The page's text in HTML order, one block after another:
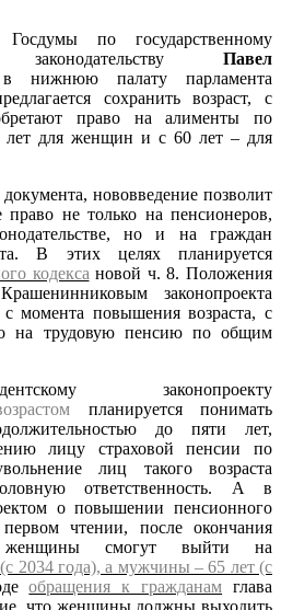
Госдумы по государственному
Павел
нижнюю палату парламента
сохранить возраст, с
право на алименты по
лет для женщин и с 60 лет – для
нововведение позволит
право не только на пенсионеров,
но и на граждан
В этих целях планируется
кодекса новой ч. 8. Положения
законопроекта
момента повышения возраста, с
на трудовую пенсию по общим
законопроекту
планируется понимать
до пяти лет,
лицу страховой пенсии по
лиц такого возраста
ответственность. А в
о повышении пенсионного
чтении, после окончания
женщины смогут выйти на
2034 года), а мужчины – 65 лет (с
обращения к гражданам глава
что женщины должны выходить